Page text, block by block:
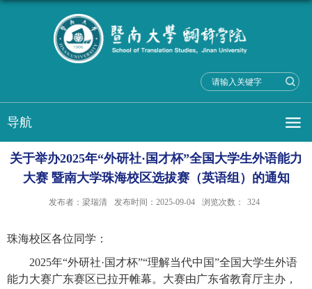
导航
关于举办2025年“外研社·国才杯”全国大学生外语能力
大赛 暨南大学珠海校区选拔赛（英语组）的通知
发布者：梁瑞清 发布时间：2025-09-04 浏览次数： 324
珠海校区各位同学：
2025年“外研社·国才杯”“理解当代中国”全国大学生外语
能力大赛广东赛区已拉开帷幕。大赛由广东省教育厅主办，